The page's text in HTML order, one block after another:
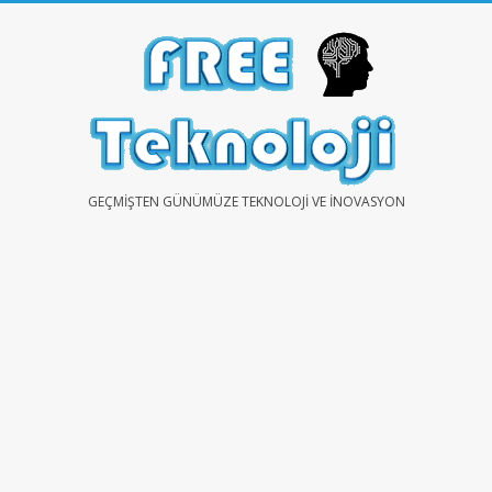
FREEGEÇMIŞTEN GÜNÜMÜZE TEKNOLOJI VE İNOVASYON